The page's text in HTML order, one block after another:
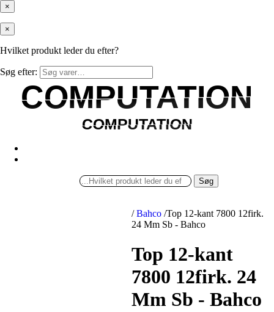
×
×
Hvilket produkt leder du efter?
Søg efter:
COMPUTATION
COMPUTATION
COMPUTATION
COMPUTATION
Søg
/ Bahco /Top 12-kant 7800 12firk.
24 Mm Sb - Bahco
Top 12-kant
7800 12firk. 24
Mm Sb - Bahco